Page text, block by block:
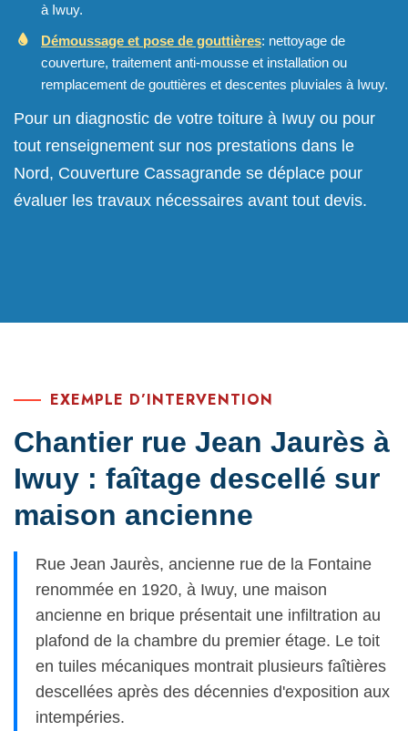
à Iwuy.
Démoussage et pose de gouttières: nettoyage de
couverture, traitement anti-mousse et installation ou
remplacement de gouttières et descentes pluviales à Iwuy.
Pour un diagnostic de votre toiture à Iwuy ou pour
tout renseignement sur nos prestations dans le
Nord, Couverture Cassagrande se déplace pour
évaluer les travaux nécessaires avant tout devis.
EXEMPLE D’INTERVENTION
Chantier rue Jean Jaurès à
Iwuy : faîtage descellé sur
maison ancienne
Rue Jean Jaurès, ancienne rue de la Fontaine
renommée en 1920, à Iwuy, une maison
ancienne en brique présentait une infiltration au
plafond de la chambre du premier étage. Le toit
en tuiles mécaniques montrait plusieurs faîtières
descellées après des décennies d'exposition aux
intempéries.